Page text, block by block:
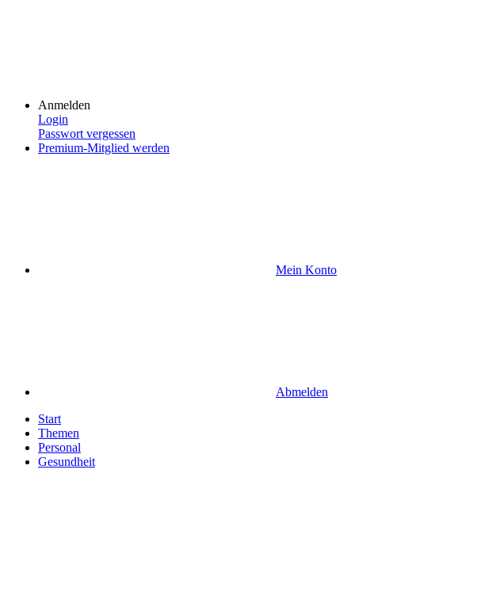
Anmelden
Login
Passwort vergessen
Premium-Mitglied werden
Mein Konto
Abmelden
Start
Themen
Personal
Gesundheit